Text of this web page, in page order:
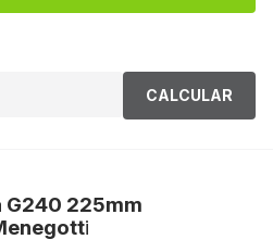
CALCULAR
G240 225mm
i